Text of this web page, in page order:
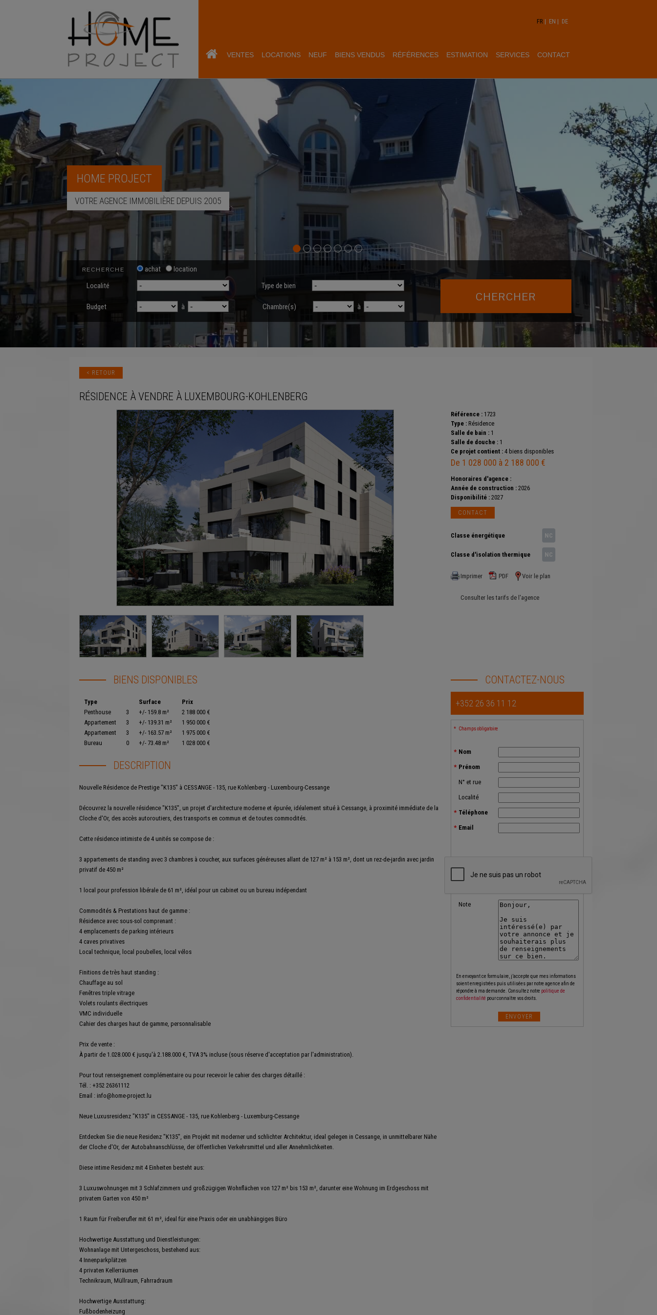
FR | EN | DE
VENTES LOCATIONS NEUF BIENS VENDUS RÉFÉRENCES ESTIMATION SERVICES CONTACT
HOME PROJECT
VOTRE AGENCE IMMOBILIÈRE DEPUIS 2005
RECHERCHE achat
location
Localité
Type de bien
Budget à Chambre(s) à
< RETOUR
RÉSIDENCE À VENDRE À LUXEMBOURG-KOHLENBERG
Référence : 1723
Type : Résidence
Salle de bain : 1
Salle de douche : 1
Ce projet contient : 4 biens disponibles
De 1 028 000 à 2 188 000 €
Honoraires d'agence :
Année de construction : 2026
Disponibilité : 2027
CONTACT
Classe énergétique NC
Classe d'isolation thermique NC
Imprimer PDF Voir le plan
Consulter les tarifs de l'agence
BIENS DISPONIBLES
Type Surface
Prix
Penthouse
3 +/- 159.8 m²
2 188 000 €
Appartement
3 +/- 139.31 m²
1 950 000 €
Appartement
3 +/- 163.57 m²
1 975 000 €
Bureau
0 +/- 73.48 m² 1 028 000 €
DESCRIPTION
Nouvelle Résidence de Prestige "K135" à CESSANGE - 135, rue Kohlenberg - Luxembourg-Cessange
Découvrez la nouvelle résidence "K135", un projet d'architecture moderne et épurée, idéalement situé à Cessange, à proximité immédiate de la
Cloche d'Or, des accès autoroutiers, des transports en commun et de toutes commodités.
Cette résidence intimiste de 4 unités se compose de :
3 appartements de standing avec 3 chambres à coucher, aux surfaces généreuses allant de 127 m² à 153 m², dont un rez-de-jardin avec jardin
privatif de 450 m²
1 local pour profession libérale de 61 m², idéal pour un cabinet ou un bureau indépendant
Commodités & Prestations haut de gamme :
Résidence avec sous-sol comprenant :
4 emplacements de parking intérieurs
4 caves privatives
Local technique, local poubelles, local vélos
Finitions de très haut standing :
Chauffage au sol
Fenêtres triple vitrage
Volets roulants électriques
VMC individuelle
Cahier des charges haut de gamme, personnalisable
Prix de vente :
À partir de 1.028.000 € jusqu'à 2.188.000 €, TVA 3% incluse (sous réserve d'acceptation par l'administration).
Pour tout renseignement complémentaire ou pour recevoir le cahier des charges détaillé :
Tél. : +352 26361112
Email : info@home-project.lu
Neue Luxusresidenz "K135" in CESSANGE - 135, rue Kohlenberg - Luxemburg-Cessange
Entdecken Sie die neue Residenz "K135", ein Projekt mit moderner und schlichter Architektur, ideal gelegen in Cessange, in unmittelbarer Nähe
der Cloche d'Or, der Autobahnanschlüsse, der öffentlichen Verkehrsmittel und aller Annehmlichkeiten.
Diese intime Residenz mit 4 Einheiten besteht aus:
3 Luxuswohnungen mit 3 Schlafzimmern und großzügigen Wohnflächen von 127 m² bis 153 m², darunter eine Wohnung im Erdgeschoss mit
privatem Garten von 450 m²
1 Raum für Freiberufler mit 61 m², ideal für eine Praxis oder ein unabhängiges Büro
Hochwertige Ausstattung und Dienstleistungen:
Wohnanlage mit Untergeschoss, bestehend aus:
4 Innenparkplätzen
4 privaten Kellerräumen
Technikraum, Müllraum, Fahrradraum
Hochwertige Ausstattung:
Fußbodenheizung
CONTACTEZ-NOUS
+352 26 36 11 12
Champs obligatoire
Nom
Prénom
N° et rue
Localité
Téléphone
Email
Note
En envoyant ce formulaire, j’accepte que mes informations
soient enregistrées puis utilisées par notre agence afin de
répondre à ma demande. Consultez notre politique de
confidentialité pour connaître vos droits.